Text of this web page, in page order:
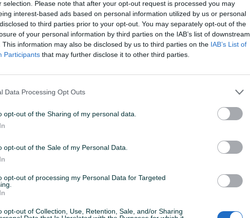
selection. Please note that after your opt-out request is processed you may
interest-based ads based on personal information utilized by us or personal
to third parties prior to your opt-out. You may separately opt-out of the
of your personal information by third parties on the IAB’s list of downstream
This information may also be disclosed by us to third parties on the IAB’s List of
Participants that may further disclose it to other third parties.
Data Processing Opt Outs
opt-out of the Sharing of my personal data.
opt-out of the Sale of my Personal Data.
opt-out of processing my Personal Data for Targeted
opt-out of Collection, Use, Retention, Sale, and/or Sharing
ID: 44288218 PREGLEDI: 115
shopu -
za ključ: 1/2" Tip: HX Adapter izrađen od CrV čelika Ključ od